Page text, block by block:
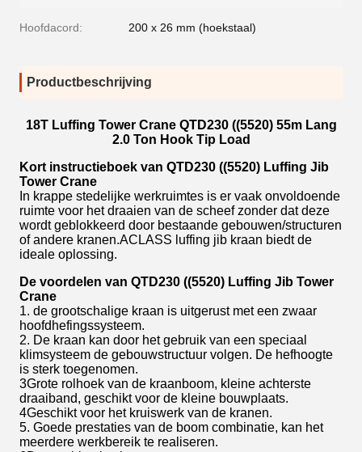
Hoofdacord: 200 x 26 mm (hoekstaal)
Productbeschrijving
18T Luffing Tower Crane QTD230 ((5520) 55m Lang
2.0 Ton Hook Tip Load
Kort instructieboek van QTD230 ((5520) Luffing Jib
Tower Crane
In krappe stedelijke werkruimtes is er vaak onvoldoende
ruimte voor het draaien van de scheef zonder dat deze
wordt geblokkeerd door bestaande gebouwen/structuren
of andere kranen.ACLASS luffing jib kraan biedt de
ideale oplossing.
De voordelen van QTD230 ((5520) Luffing Jib Tower
Crane
1. de grootschalige kraan is uitgerust met een zwaar
hoofdhefingssysteem.
2. De kraan kan door het gebruik van een speciaal
klimsysteem de gebouwstructuur volgen. De hefhoogte
is sterk toegenomen.
3Grote rolhoek van de kraanboom, kleine achterste
draaiband, geschikt voor de kleine bouwplaats.
4Geschikt voor het kruiswerk van de kranen.
5. Goede prestaties van de boom combinatie, kan het
meerdere werkbereik te realiseren.